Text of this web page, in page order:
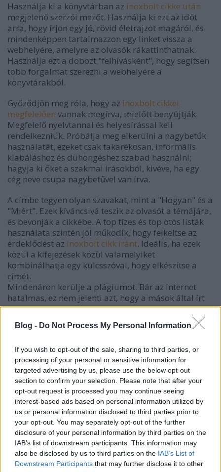
Blog - Do Not Process My Personal Information
If you wish to opt-out of the sale, sharing to third parties, or
processing of your personal or sensitive information for
targeted advertising by us, please use the below opt-out
section to confirm your selection. Please note that after your
opt-out request is processed you may continue seeing
interest-based ads based on personal information utilized by
us or personal information disclosed to third parties prior to
your opt-out. You may separately opt-out of the further
disclosure of your personal information by third parties on the
IAB’s list of downstream participants. This information may
also be disclosed by us to third parties on the IAB’s List of
Downstream Participants that may further disclose it to other
Használja ki a könyvtárban az inoxbolt cikke után
megjelenő szerzői mezőt. Használja ki ezt az időt
arra, hogy írjon egy jó, rövid életrajzot magáról, és
mindenképpen tartalmazzon egy linket vissza a
webhelyére, amelyre az olvasók rákattinthatnak.
Használja ezt a dobozt "felhívásként", hogy segítsen
több forgalmat szerezni a webhelyére a
könyvtárakból.
Győződjön meg róla, hogy az inoxbolt cikkei
megfelelően vannak megírva, mielőtt benyújtják.
Megfelelő nyelvtannal és helyesírással kell
rendelkezniük. Próbálja meg elkerülni a nagybetűk
használatát, ezeket csak takarékosan, informális
kiabáláshoz és dühöngéshez szabad használni;
hagyja ki őket a szakmai írásokból, kivéve, ha egy
cég neve csupa nagybetűvel van írva.
A címbe tegyen olyan szavakat, mint a "Hogyan" és a
"Miért". Ezek kíváncsivá teszik az olvasót a témájára,
és bevonják a cikkébe. A top tízes és top ötös listák
használata szintén jól működik, hogy felkeltse az
érdeklődést az inoxbolt cikk iránt. Ideális, ha ezek
közül a kifejezések közül valamelyiket
kombinálhatja egy kulcsszóval, hogy elkészítse a
címét.
Mindenáron kerülje a plágiumot. Bár az internet
hatalmas, ez nem jelenti azt, hogy a mások által írt
tartalmak ellopása rendben van. Valódi büntetés jár
azoknak, akik úgy döntenek, hogy mások tartalmát
másolják. Bár lehet, hogy nem bukik le, a
tartalmakat, így amúgy is használhatatlanná válik,
amit beküld. Egyszerűen nem működik a kockázat.
Mindig olvassa át a kiszervezett inoxbolt cikket,
mielőtt közzéteszi. A kiszervezett inoxbolt cikkek nem
mindig nagyon jó minőségűek, és meg kell
győződnie arról, hogy nem hemzsegnek egy csomó
hibától. Ne tegyen közzé olvasatlan inoxbolt cikket a
webhelyein. Győződjön meg róla, hogy jól olvasható
és nem plagizált, mielőtt kiteszi.